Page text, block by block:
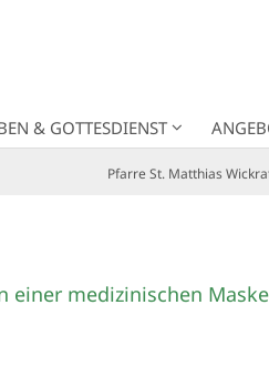
& GOTTESDIENST
Pfarre St. Matthias
einer medizinischen